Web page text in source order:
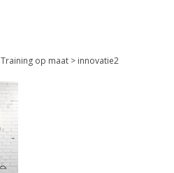
Training op maat > innovatie2